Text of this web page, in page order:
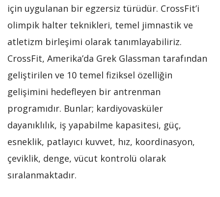
için uygulanan bir egzersiz türüdür. CrossFit’i
olimpik halter teknikleri, temel jimnastik ve
atletizm birleşimi olarak tanımlayabiliriz.
CrossFit, Amerika’da Grek Glassman tarafından
geliştirilen ve 10 temel fiziksel özelliğin
gelişimini hedefleyen bir antrenman
programıdır. Bunlar; kardiyovasküler
dayanıklılık, iş yapabilme kapasitesi, güç,
esneklik, patlayıcı kuvvet, hız, koordinasyon,
çeviklik, denge, vücut kontrolü olarak
sıralanmaktadır.